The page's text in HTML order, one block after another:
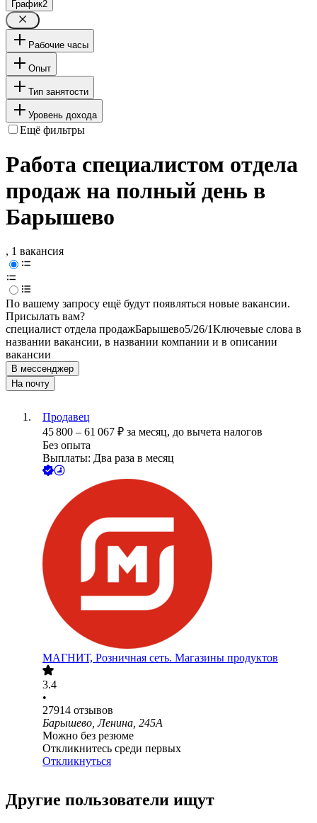
График2
Рабочие часы
Опыт
Тип занятости
Уровень дохода
Ещё фильтры
Работа специалистом отдела
продаж на полный день в
Барышево
, 1 вакансия
По вашему запросу ещё будут появляться новые вакансии.
Присылать вам?
специалист отдела продажБарышево5/26/1Ключевые слова в
названии вакансии, в названии компании и в описании
вакансии
В мессенджер
На почту
Продавец
45 800 – 61 067 ₽ за месяц, до вычета налогов
Без опыта
Выплаты: Два раза в месяц
МАГНИТ, Розничная сеть. Магазины продуктов
3.4
•
27914 отзывов
Барышево, Ленина, 245А
Можно без резюме
Откликнитесь среди первых
Откликнуться
Другие пользователи ищут